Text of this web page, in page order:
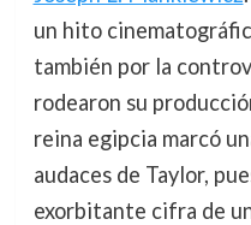
un hito
también por la
rodearon su
reina egipcia marcó
audaces de Taylor,
exorbitante cifra de